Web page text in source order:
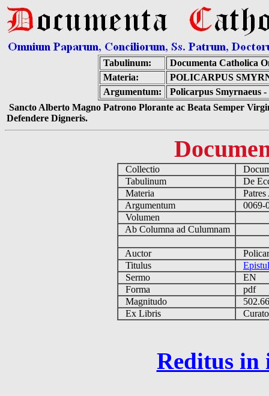
Tabulinum:
Documenta Catholica
Materia:
POLICARPUS
Argumentum:
Policarpus Smyrnaeus
Sancto Alberto Magno Patrono Plorante ac Beata Semper
Defendere Digneris.
Collectio
Tabulinum
De
Materia
Argumentum
0069-
Volumen
Ab Columna ad Culumnam
Auctor
Titulus
Sermo
EN
Forma
pdf
Magnitudo
Ex Libris
Reditus in